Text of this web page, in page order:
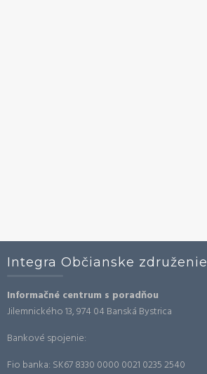
Integra Občianske združenie
Informačné centrum s poradňou
Jilemnického 13, 974 04 Banská Bystrica
Bankové spojenie:
Fio banka: SK67 8330 0000 0021 0235 2540